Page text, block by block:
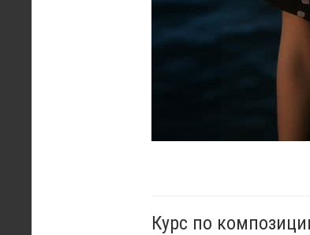
Курс по